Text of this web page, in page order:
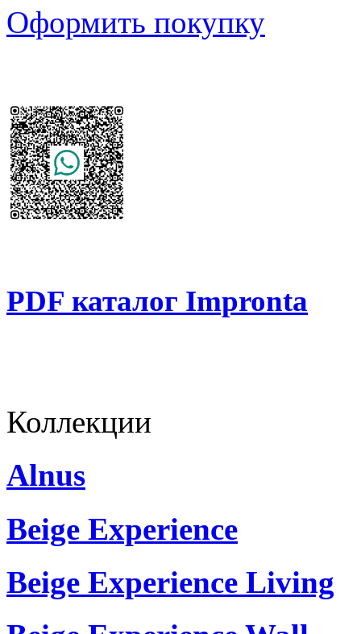
Оформить покупку
PDF каталог Impronta
Коллекции
Alnus
Beige Experience
Beige Experience Living